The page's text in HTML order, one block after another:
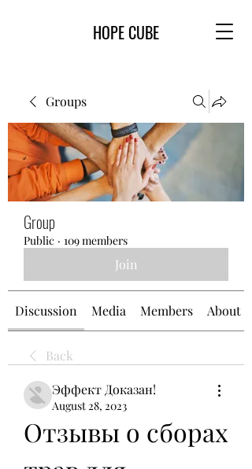
HOPE CUBE
Groups
Group
Public · 109 members
Join
Discussion Media Members About
Back
Эффект Доказан!
August 28, 2023
Отзывы о сборах